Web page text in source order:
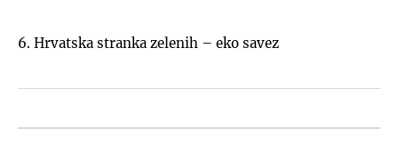
6. Hrvatska stranka zelenih – eko savez